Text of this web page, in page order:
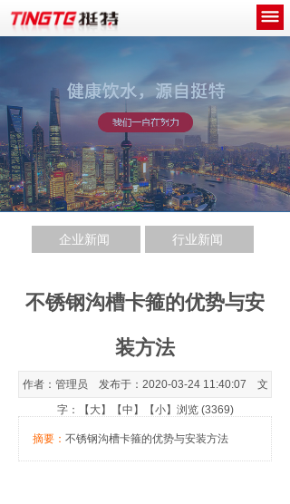
关于我们
产品中心
新闻中心
工程案例
诚招代理商
联系我们
不锈钢沟槽卡箍的优势与安
装方法
作者：管理员 发布于：2020-03-24 11:40:07 文
字：【 大】【中 】【小】浏览 (3369)
摘要： 不锈钢沟槽卡箍的优势与安装方法
企业新闻 行业新闻